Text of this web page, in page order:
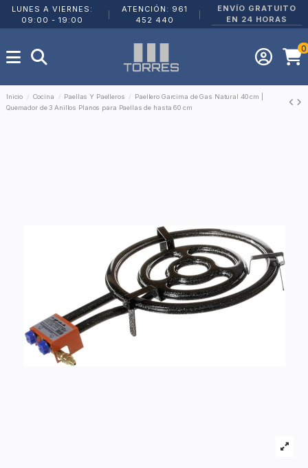
LUNES A VIERNES:
09:00 - 19:00
ATENCIÓN: 961
452 440
ENVÍO GRATUITO
EN 24 HORAS
0
Inicio Cocina Paellas Y Paelleros
Paellero Garcima de Gas Natural 40 cm |
Quemador de 3 Anillos Planos para Paellas de hasta 60 cm